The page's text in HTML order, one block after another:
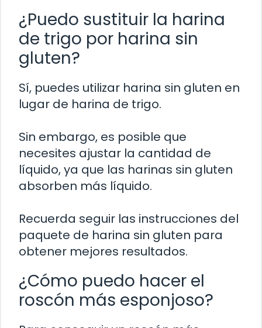
¿Puedo sustituir la harina
de trigo por harina sin
gluten?
Sí, puedes utilizar harina sin gluten en
lugar de harina de trigo.
Sin embargo, es posible que
necesites ajustar la cantidad de
líquido, ya que las harinas sin gluten
absorben más líquido.
Recuerda seguir las instrucciones del
paquete de harina sin gluten para
obtener mejores resultados.
¿Cómo puedo hacer el
roscón más esponjoso?